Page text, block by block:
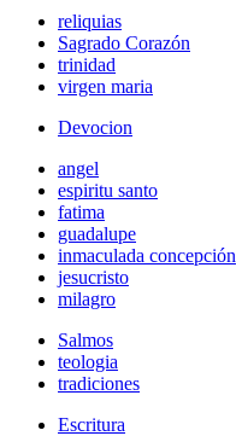
reliquias
Sagrado Corazón
trinidad
virgen maria
Devocion
angel
espiritu santo
fatima
guadalupe
inmaculada concepción
jesucristo
milagro
Salmos
teologia
tradiciones
Escritura